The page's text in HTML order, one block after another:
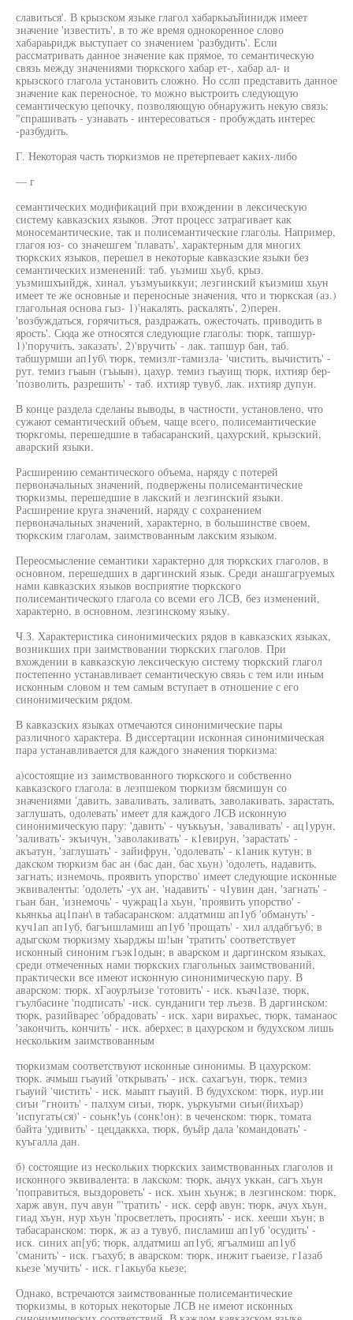
славиться'. В крызском языке глагол хабаркьаъйинидж имеет
значение 'известить', в то же время однокоренное слово
хабараьридж выступает со значением 'разбудить'. Если
рассматривать данное значение как прямое, то семантическую
связь между значениями тюркского хабар ет-, хабар ал- и
крызского глагола установить сложно. Но сслп представить данное
значение как переносное, то можно выстроить следующую
семантическую цепочку, позволяющую обнаружить некую связь:
"спрашивать - узнавать - интересоваться - пробуждать интерес
-разбудить.
Г. Некоторая часть тюркизмов не претерпевает каких-либо
— г
семантических модификаций при вхождении в лексическую
систему кавказских языков. Этот процесс затрагивает как
моносемантические, так и полисемантические глаголы. Например,
глагоя юз- со значешгем 'плавать', характерным для многих
тюркских языков, перешел в некоторые кавказские языки без
семантических изменений: таб. уьзмиш хьуб, крыз.
уьзмишхъийдж, хинал. уъзмуыиккуи; лезгинский къизмиш хьун
имеет те же основные и переносные значения, что и тюркская (аз.)
глагольная основа гыз- 1)'накалять, раскалять', 2)перен.
'возбуждаться, горячиться, раздражать, ожесточать, приводить в
ярость'. Сюда же относятся следующие глаголы: тюрк, тапшур-
1)'поручить, заказать', 2)'вручить' - лак. тапшур бан, таб.
табшурмши ап1уб\ тюрк, темизлг-тамизла- 'чистить, вычистить' -
рут. темиз гьаын (гъыын), цахур. темиз гьауищ тюрк, ихтияр бер-
'позволить, разрешить' - таб. ихтияр тувуб, лак. ихтияр дупун.
В конце раздела сделаны выводы, в частности, установлено, что
сужают семантический объем, чаще всего, полисемантические
тюркгомы, перешедшие в табасаранский, цахурский, крызский,
аварский языки.
Расширению семантического объема, наряду с потерей
первоначальных значений, подвержены полисемантические
тюркизмы, перешедшие в лакский и лезгинский языки.
Расширение круга значений, наряду с сохранением
первоначальных значений, характерно, в большинстве своем,
тюркским глаголам, заимствованным лакским языком.
Переосмысление семантики характерно для тюркских глаголов, в
основном, перешедших в даргинский язык. Среди анашгагруемых
нами кавказских языков восприятие тюркского
полисемантического глагола со всеми его ЛСВ, без изменений,
характерно, в основном, лезгинскому языку.
Ч.З. Характеристика синонимических рядов в кавказских языках,
возникших при заимствовании тюркских глаголов. При
вхождении в кавказскую лексическую систему тюркский глагол
постепенно устанавливает семантическую связь с тем или иным
исконным словом и тем самым вступает в отношение с его
синонимическим рядом.
В кавказских языках отмечаются синонимические пары
различного характера. В диссертации исконная синонимическая
пара устанавливается для каждого значения тюркизма:
а)состоящие из заимствованного тюркского и собственно
кавказского глагола: в лезпшеком тюркизм бясмишун со
значениями 'давить, заваливать, заливать, заволакивать, зарастать,
заглушать, одолевать' имеет для каждого ЛСВ исконную
синонимическую пару: 'давить' - чуъкьуън, 'заваливать' - ац1урун,
'заливать'- экъичун, 'заволакивать' - к1евирун, 'зарастать' -
акъатун, 'заглушать' - зайифрун, 'одолевать' - к1аник кутун; в
дакском тюркизм бас ан (бас дан, бас хьун) 'одолеть, надавить,
загнать; изнемочь, проявить упорство' имеет следующие исконные
эквиваленты: 'одолеть' -ух ан, 'надавить' - ч1увин дан, 'загнать' -
гьан бан, 'изнемочь' - чужрац1а хьун, 'проявить упорство' -
кьянкьа ац1пан\ в табасаранском: алдатмиш ап1уб 'обмануть' -
куч1ап ап1уб, багъишламиш ап1уб 'прощать' - хил алдабгъуб; в
адыгском тюркизму хьарджы ш!ын 'тратить' соответствует
исконный синоним гъэк1одын; в аварском и даргинском языках,
среди отмеченных нами тюркских глагольных заимствований,
практически все имеют исконную синонимическую пару. В
аварском: тюрк. хГаоурлъизе 'готовить' - иск. къач1азе, тюрк,
гъулбасине 'подписать' -иск. сунданиги тер лъезв. В даргинском:
тюрк, разийварес 'обрадовать' - иск. хари вирахъес, тюрк, таманаос
'закончить, кончить' - иск. аберхес; в цахурском и будухском лишь
нескольким заимствованным
тюркизмам соответствуют исконные синонимы. В цахурском:
тюрк. ачмыш гьауий 'открывать' - иск. сахагъун, тюрк, темиз
гьауий 'чистить' - иск. маыпт гьауий. В будухском: тюрк, иур.ии
сиъи "гноить' - палхум сиъи, тюрк, уьркуьтми сиъи(йихъар)
'испугать(ся)' - соьнк!уь (сонк!он): в чеченском: тюрк, томата
байта 'удивить' - цецдаккха, тюрк, буьйр дала 'командовать' -
куъгалла дан.
б) состоящие из нескольких тюркских заимствованных глаголов и
исконного эквивалента: в лакском: тюрк, аьчух уккан, сагъ хъун
'поправиться, выздороветь' - иск. хъин хьунж; в лезгинском: тюрк,
харж авун, пуч авун "'тратить' - иск. серф авун; тюрк, ачух хъун,
гиад хъун, нур хъун 'просветлеть, просиять' - иск. хееши хъун; в
табасаранском: тюрк, ж аз а тувуб, писламиш ап1уб 'осудить' -
иск. синих ап[уб; тюрк, алдатмиш ап1уб, ягъалмиш ап1уб
'сманить' - иск. гъахуб; в аварском: тюрк, инжит гьаеизе, г1азаб
кьезе 'мучить' - иск. г1акьуба кьезе;
Однако, встречаются заимствованные полисемантические
тюркизмы, в которых некоторые ЛСВ не имеют исконных